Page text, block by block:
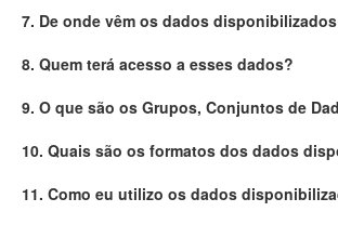
7. De onde vêm os dados
8. Quem terá acesso a esses dados?
9. O que são os Grupos, Conjuntos de
10. Quais são os formatos dos dados
11. Como eu utilizo os dados